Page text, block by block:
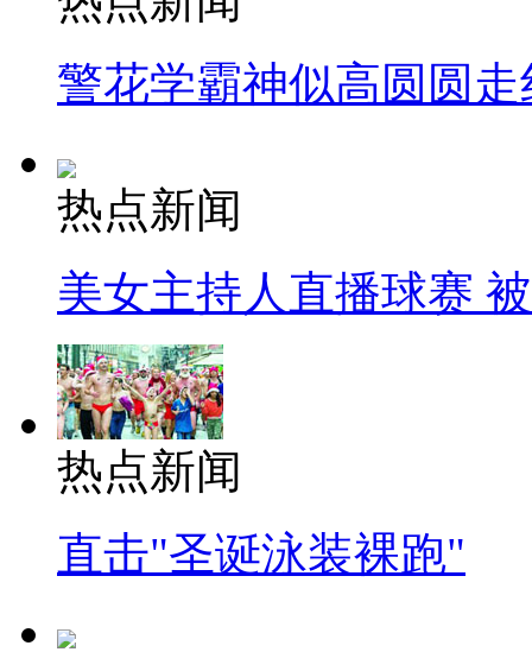
警花学霸神似高圆圆走
热点新闻
美女主持人直播球赛
热点新闻
直击"圣诞泳装裸跑"